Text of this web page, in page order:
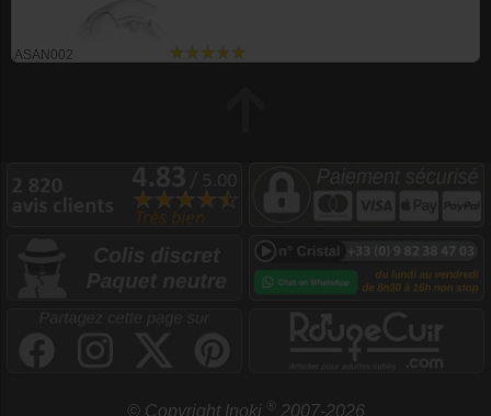
ASAN002
© Copyright Inoki ® 2007-2026